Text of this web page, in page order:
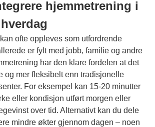
hjemmetrening i
ofte oppleves som utfordrende
er fylt med jobb, familie og andre
har den klare fordelen at det
og mer fleksibelt enn tradisjonelle
For eksempel kan 15-20 minutter
eller kondisjon utført morgen eller
over tid. Alternativt kan du dele
mindre økter gjennom dagen – noen